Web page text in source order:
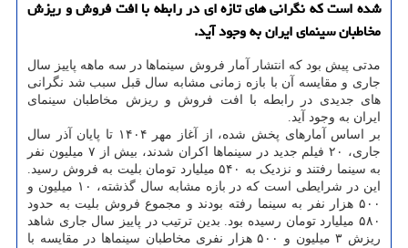
شده است که نگرانی های تازه ای در رابطه با افت فروش و ریزش
مخاطبان سینمای ایران به وجود آید.
مدتی پیش بود که انتشار آمار فروش سینماها در سه ماهه پاییز سال
جاری و مقایسه آن با بازه زمانی مشابه سال قبل سبب شد نگرانی
های جدیدی در رابطه با افت فروش و ریزش مخاطبان سینمای
ایران به وجود آید.
بر اساس آمارهای پخش شده، از آغاز مهر ۱۴۰۴ تا پایان آذر سال
جاری، ۲۰ فیلم جدید در سینماها اکران شدند، بیش از ۷ میلیون نفر
به سینما رفتند و نزدیک به ۵۴۰ میلیارد تومان بلیت به فروش رسید.
این در شرایطی است که در بازه مشابه سال گذشته، ۱۰ میلیون و
۵۰۰ هزار نفر به سینما رفته بودند و مجموع فروش بلیت به حدود
۵۸۰ میلیارد تومان رسیده بود. بدین ترتیب در پاییز سال جاری شاهد
ریزش ۳ میلیون و ۵۰۰ هزار نفری مخاطبان سینماها در مقایسه با